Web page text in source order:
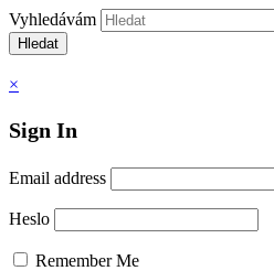
Vyhledávám
Hledat
×
Sign In
Email address
Heslo
Remember Me